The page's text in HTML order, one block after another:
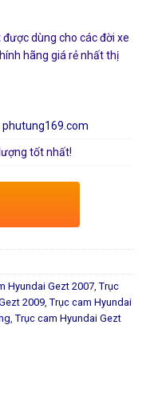
được dùng cho các đời xe
hãng giá rẻ nhất thị
phutung169.com
tốt nhất!
Hyundai Gezt 2007 Trục
2009 Trục cam Hyundai
Trục cam Hyundai Gezt